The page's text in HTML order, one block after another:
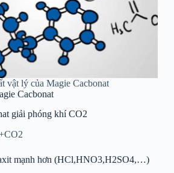
vật lý của Magie Cacbonat
Cacbonat
giải phóng khí CO2
mạnh hơn (HCl,HNO3,H2SO4,…)